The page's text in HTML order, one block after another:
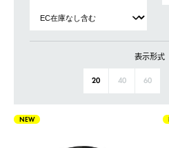
表示形式
20 40 60
NEW